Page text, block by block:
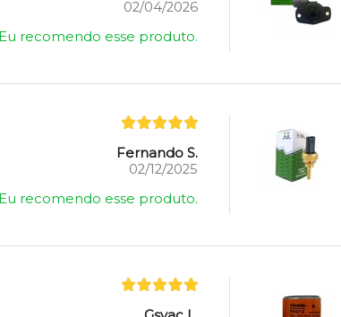
02/04/2026
Eu recomendo esse produto.
Fernando S.
02/12/2025
Eu recomendo esse produto.